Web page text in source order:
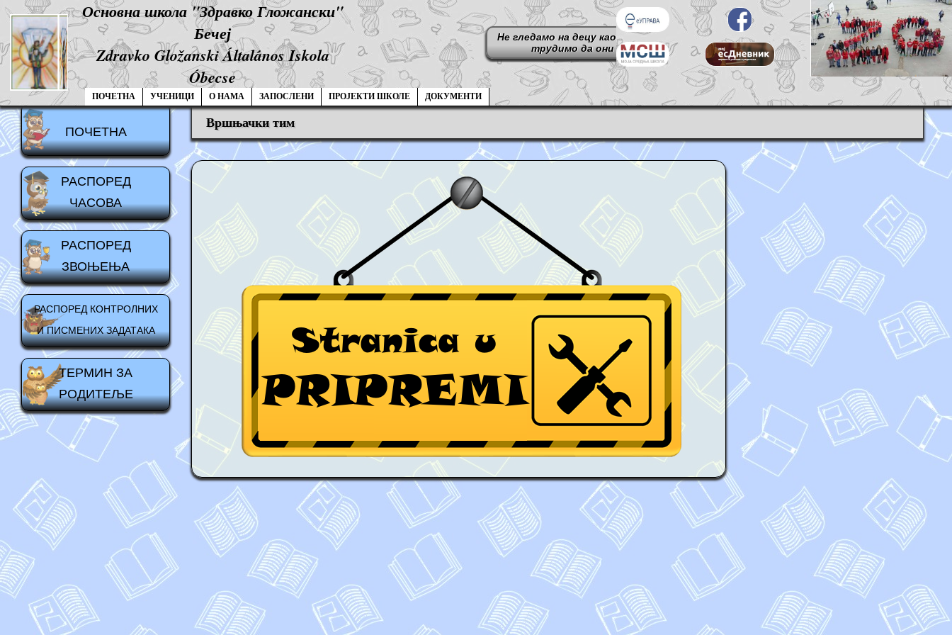
Основна школа "Здравко Гложански"
Бечеј
Zdravko Gložanski Általános Iskola
Óbecse
ПОЧЕТНА УЧЕНИЦИ О НАМА ЗАПОСЛЕНИ ПРОЈЕКТИ ШКОЛЕ ДОКУМЕНТИ
ПОЧЕТНА
РАСПОРЕД
ЧАСОВА
РАСПОРЕД
ЗВОЊЕЊА
РАСПОРЕД КОНТРОЛНИХ
И ПИСМЕНИХ ЗАДАТАКА
ТЕРМИН ЗА
РОДИТЕЉЕ
Вршњачки тим